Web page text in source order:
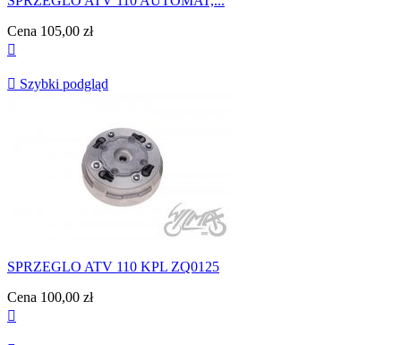
Cena 105,00 zł

 Szybki podgląd
SPRZEGLO ATV 110 KPL ZQ0125
Cena 100,00 zł
